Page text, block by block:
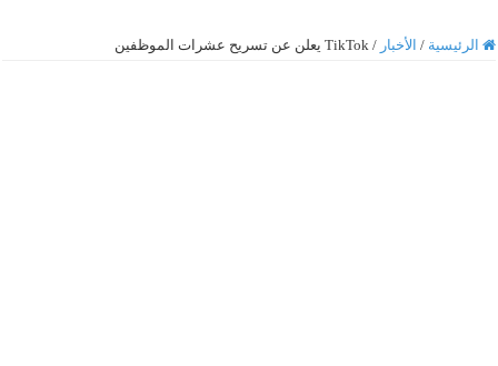
الرئيسية / الأخبار / TikTok يعلن عن تسريح عشرات الموظفين